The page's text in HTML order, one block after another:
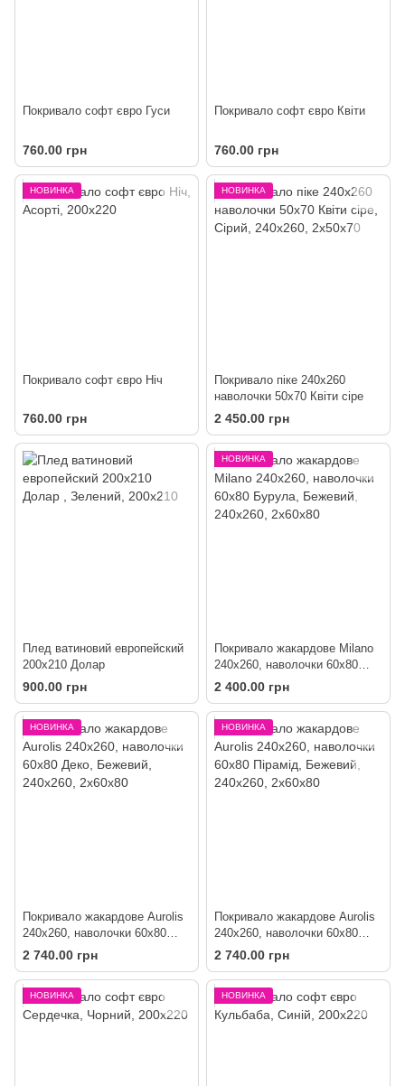
Покривало софт євро Гуси
760.00 грн
Покривало софт євро Квіти
760.00 грн
НОВИНКА
Покривало софт євро Ніч
760.00 грн
НОВИНКА
Покривало піке 240х260
наволочки 50х70 Квіти сіре
2 450.00 грн
Плед ватиновий европейский
200х210 Долар
900.00 грн
НОВИНКА
Покривало жакардове Milano
240х260, наволочки 60х80
Бурула
2 400.00 грн
НОВИНКА
Покривало жакардове Aurolis
240х260, наволочки 60х80
Деко
2 740.00 грн
НОВИНКА
Покривало жакардове Aurolis
240х260, наволочки 60х80
Пірамід
2 740.00 грн
НОВИНКА НОВИНКА